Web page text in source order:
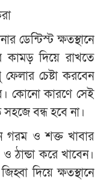
ডেন্টিস্ট ক্ষতস্থানে
দিয়ে রাখতে
চেষ্টা করবেন
কোনো কারণে সেই
বন্ধ হবে না।
গরম ও শক্ত খাবার
ঠান্ডা করে খাবেন।
দিয়ে ক্ষতস্থানে